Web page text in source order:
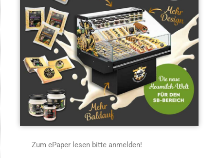
Zum ePaper lesen bitte anmelden!